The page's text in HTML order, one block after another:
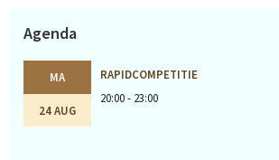
Agenda
MA
24 AUG
RAPIDCOMPETITIE
20:00 - 23:00